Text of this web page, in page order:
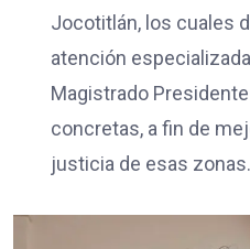
Jocotitlán, los cuales
atención
Magistrado
concretas, a fin de
justicia de esas zonas.